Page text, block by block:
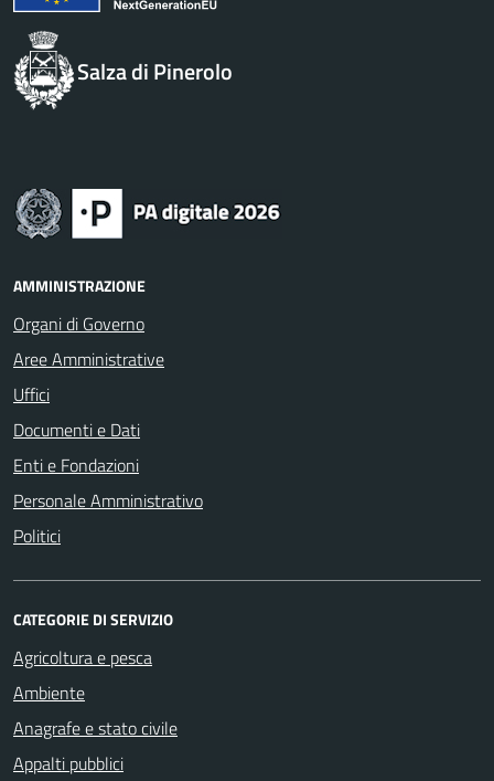
Salza di Pinerolo
AMMINISTRAZIONE
Organi di Governo
Aree Amministrative
Uffici
Documenti e Dati
Enti e Fondazioni
Personale Amministrativo
Politici
CATEGORIE DI SERVIZIO
Agricoltura e pesca
Ambiente
Anagrafe e stato civile
Appalti pubblici